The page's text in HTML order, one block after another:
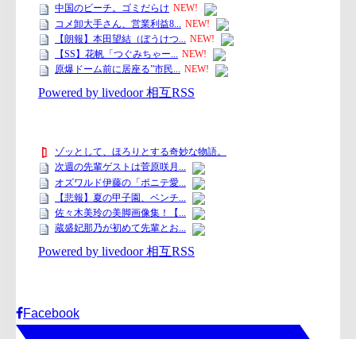
Facebook